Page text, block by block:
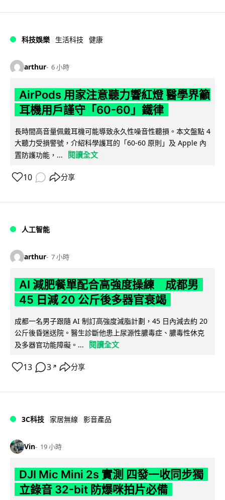
科技娛樂 生活科技 健康
arthur 6 小時
AirPods 用家注意聽力響紅燈 醫學界籲
耳機用戶謹守「60-60」鐵律
長時間高音量佩戴耳機可能導致永久性噪音性聽損。本文盤點 4
大聽力受損警號，介紹科學護耳的「60-60 原則」及 Apple 內
置防護功能，...
閱讀全文
10 分享
人工智能
arthur 7 小時
AI 減肥餐單配合高強度操練 成都男
45 日減 20 公斤後多器官衰竭
成都一名男子跟隨 AI 制訂高強度減脂計劃，45 日內減去約 20
公斤後昏迷送院。醫生診斷他患上尿源性膿毒症、膿毒性休克
及多器官功能障礙。...
閱讀全文
13 3 ↗ 分享
3C科技 家居無線 影音產品
Vin 19 小時
DJI Mic Mini 2s 實測 四發一收同步獨
立錄音 32-bit 防爆咪拍片必備